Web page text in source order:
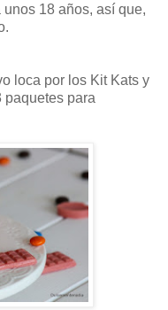
18 años, así que,
loca por los Kit Kats y
paquetes para